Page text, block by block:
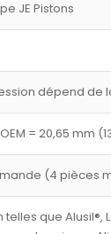
JE Pistons
dépend de
= 20,65 mm
(4 pièces
que Alusil®,